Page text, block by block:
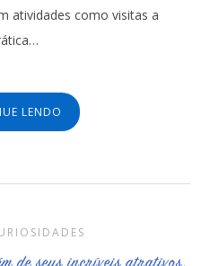
atividades como visitas a
LENDO